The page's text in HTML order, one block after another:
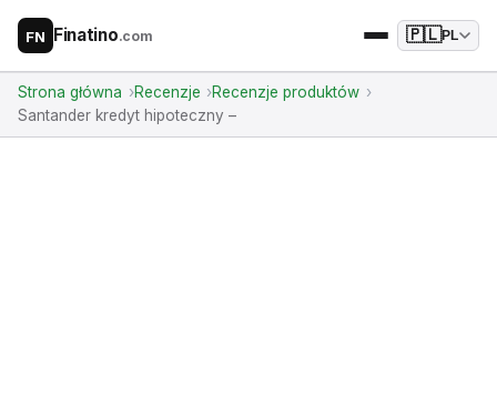
FN Finatino.com 🇵🇱PL
Strona główna Recenzje
Recenzje produktów
Santander kredyt hipoteczny –